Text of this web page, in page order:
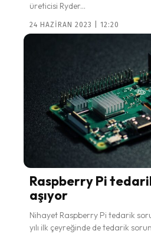
üreticisi Ryder...
24 HAZIRAN 2023 | 12:20
Raspberry Pi
aşıyor
Nihayet Raspberry Pi tedarik
yılı ilk çeyreğinde de tedarik